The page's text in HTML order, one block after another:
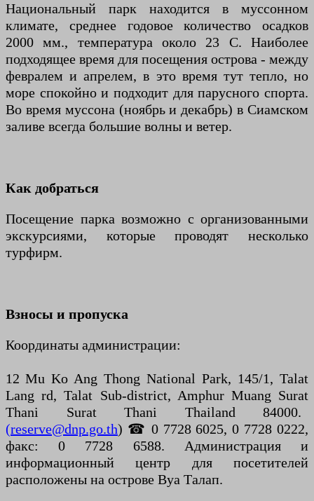
Национальный парк находится в муссонном
климате, среднее годовое количество осадков
2000 мм., температура около 23 C. Наиболее
подходящее время для посещения острова - между
февралем и апрелем, в это время тут тепло, но
море спокойно и подходит для парусного спорта.
Во время муссона (ноябрь и декабрь) в Сиамском
заливе всегда большие волны и ветер.
Как добраться
Посещение парка возможно с организованными
экскурсиями, которые проводят несколько
турфирм.
Взносы и пропуска
Координаты администрации:
12 Mu Ko Ang Thong National Park, 145/1, Talat
Lang rd, Talat Sub-district, Amphur Muang Surat
Thani Surat Thani Thailand 84000.
(reserve@dnp.go.th) ☎ 0 7728 6025, 0 7728 0222,
факс: 0 7728 6588. Администрация и
информационный центр для посетителей
расположены на острове Вуа Талап.